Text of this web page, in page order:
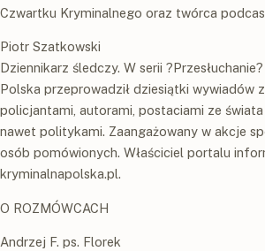
Czwartku Kryminalnego oraz twórca
Piotr Szatkowski
Dziennikarz śledczy. W serii
Polska przeprowadził dziesiątki wywiadów
policjantami, autorami, postaciami ze świata
nawet politykami. Zaangażowany w akcje
osób pomówionych. Właściciel portalu
kryminalnapolska.pl.
O ROZMÓWCACH
Andrzej F. ps. Florek